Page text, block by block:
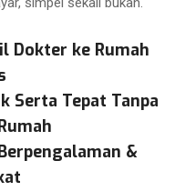
Dokter ke Rumah
Serta Tepat Tanpa
&